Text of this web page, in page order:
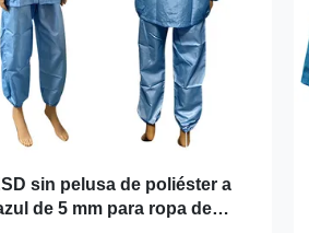
sin pelusa de poliéster a
de 5 mm para ropa de